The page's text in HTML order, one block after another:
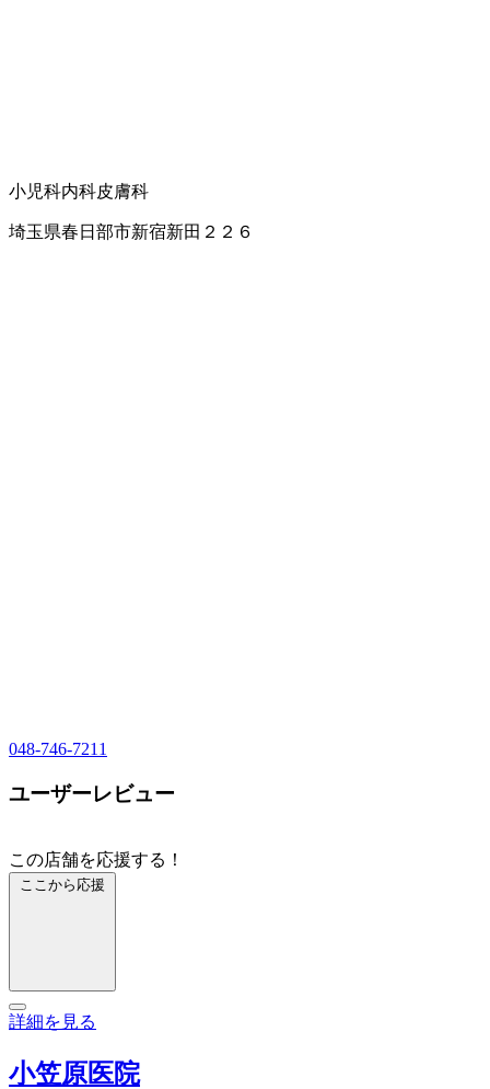
小児科内科皮膚科
埼玉県春日部市新宿新田２２６
048-746-7211
ユーザーレビュー
この店舗を応援する！
ここから応援
詳細を見る
小笠原医院